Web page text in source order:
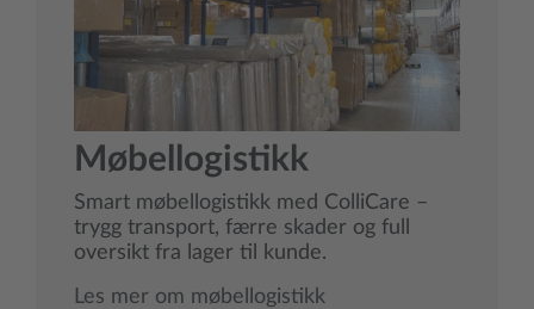
Møbellogistikk
Smart møbellogistikk med ColliCare –
trygg transport, færre skader og full
oversikt fra lager til kunde.
Les mer om møbellogistikk